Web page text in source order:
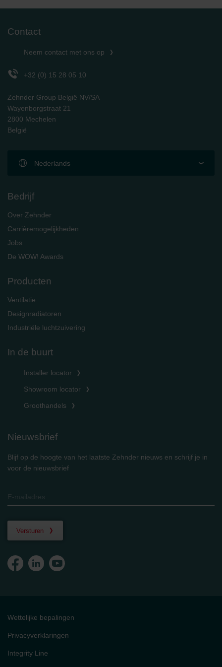
Zehnder Group Sales International: Privacy Policy
Zehnder Polska Sp. z o.o.: Oświadczenie o ochronie
Zehnder Group UK Limited: Privacy Policy
Contact
Neem contact met ons op
+32 (0) 15 28 05 10
Zehnder Group België NV/SA
Wayenborgstraat 21
2800 Mechelen
België
Nederlands
Bedrijf
Over Zehnder
Carrièremogelijkheden
Jobs
De WOW! Awards
Producten
Ventilatie
Designradiatoren
Industriële luchtzuivering
In de buurt
Installer locator
Showroom locator
Groothandels
Nieuwsbrief
Blijf op de hoogte van het laatste Zehnder nieuws en schrijf je in
voor de nieuwsbrief
Versturen
Wettelijke bepalingen
Privacyverklaringen
Integrity Line